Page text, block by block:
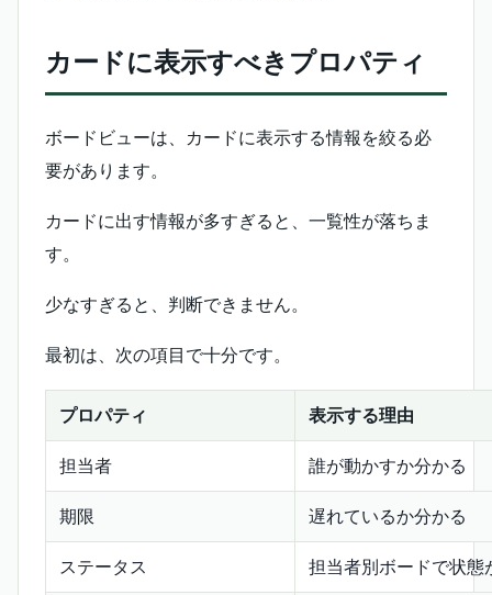
カードに表示すべきプロパティ
ボードビューは、カードに表示する情報を絞る必
要があります。
カードに出す情報が多すぎると、一覧性が落ちま
す。
少なすぎると、判断できません。
最初は、次の項目で十分です。
プロパティ 表示する理由
担当者 誰が動かすか分かる
期限 遅れているか分かる
ステータス 担当者別ボードで状態